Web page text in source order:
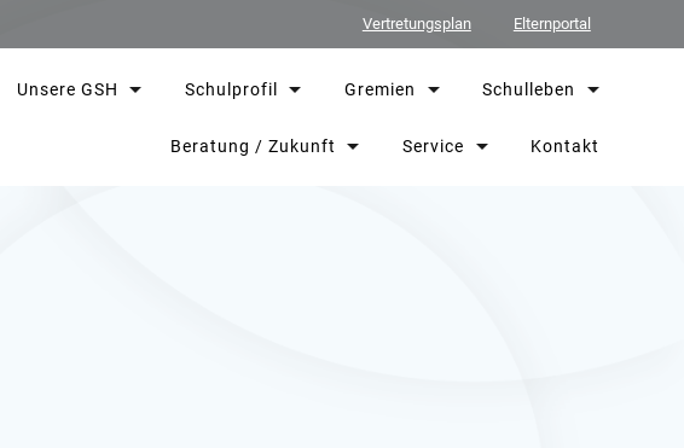
Vertretungsplan Elternportal
Unsere GSH Schulprofil Gremien Schulleben
Beratung / Zukunft Service Kontakt